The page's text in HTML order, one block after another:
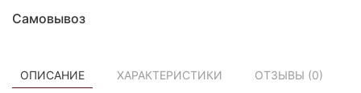
Самовывоз
ОПИСАНИЕ ХАРАКТЕРИСТИКИ ОТЗЫВЫ (0)